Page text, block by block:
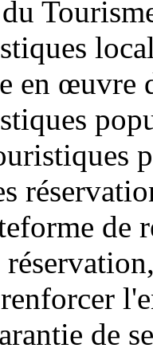
en œuvre
de
de